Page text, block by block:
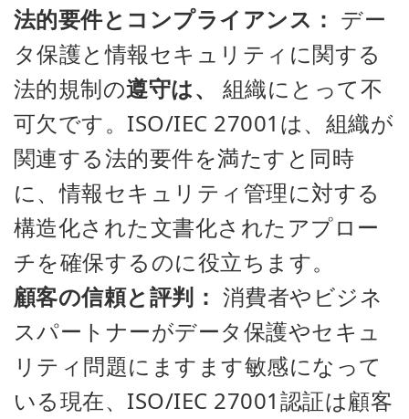
法的要件とコンプライアンス： デー
タ保護と情報セキュリティに関する
法的規制の遵守は、
組織にとって不
可欠です。ISO/IEC 27001は、組織が
関連する法的要件を満たすと同時
に、情報セキュリティ管理に対する
構造化された文書化されたアプロー
チを確保するのに役立ちます。
顧客の信頼と評判： 消費者やビジネ
スパートナーがデータ保護やセキュ
リティ問題にますます敏感になって
いる現在、ISO/IEC 27001認証は顧客